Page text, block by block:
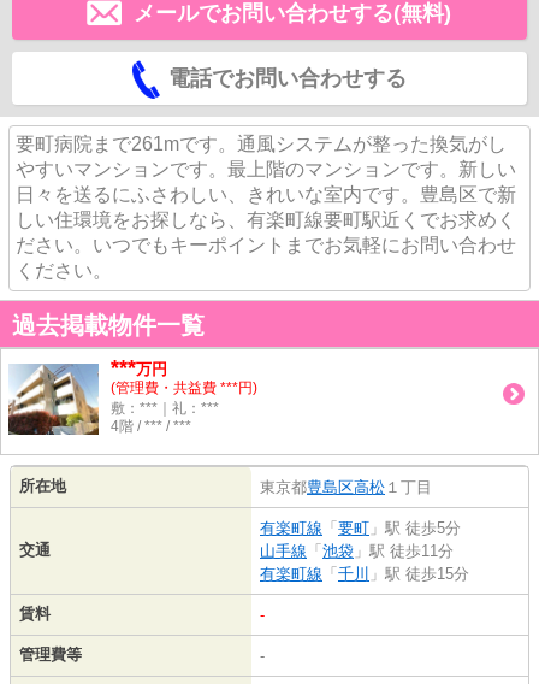
メールでお問い合わせする(無料)
電話でお問い合わせする
要町病院まで261mです。通風システムが整った換気がし
やすいマンションです。最上階のマンションです。新しい
日々を送るにふさわしい、きれいな室内です。豊島区で新
しい住環境をお探しなら、有楽町線要町駅近くでお求めく
ださい。いつでもキーポイントまでお気軽にお問い合わせ
ください。
過去掲載物件一覧
***万円
(管理費・共益費 ***円)
敷：***｜礼：***
4階 / *** / ***
所在地 東京都豊島区高松 １丁目
交通
有楽町線 「 要町 」駅 徒歩5分
山手線 「 池袋 」駅 徒歩11分
有楽町線 「 千川 」駅 徒歩15分
賃料 -
管理費等 -